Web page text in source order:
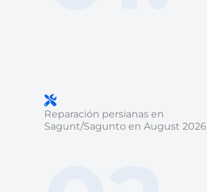
Reparación persianas en
Sagunt/Sagunto en August 2026